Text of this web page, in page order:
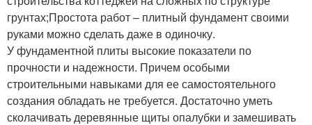
грунтах;Простота работ – плитный фундамент своими
руками можно сделать даже в одиночку.
У фундаментной плиты высокие показатели по
прочности и надежности. Причем особыми
строительными навыками для ее самостоятельного
создания обладать не требуется. Достаточно уметь
сколачивать деревянные щиты опалубки и замешивать